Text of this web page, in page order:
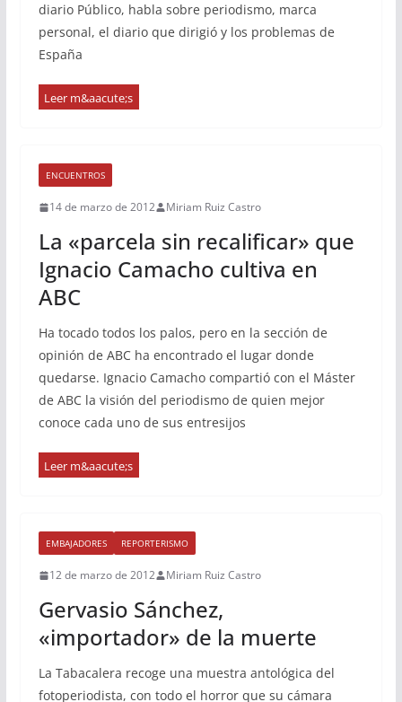
diario Público, habla sobre periodismo, marca
personal, el diario que dirigió y los problemas de
España
ENCUENTROS
14 de marzo de 2012 Miriam Ruiz Castro
La «parcela sin recalificar» que
Ignacio Camacho cultiva en
ABC
Ha tocado todos los palos, pero en la sección de
opinión de ABC ha encontrado el lugar donde
quedarse. Ignacio Camacho compartió con el Máster
de ABC la visión del periodismo de quien mejor
conoce cada uno de sus entresijos
EMBAJADORES REPORTERISMO
12 de marzo de 2012 Miriam Ruiz Castro
Gervasio Sánchez,
«importador» de la muerte
La Tabacalera recoge una muestra antológica del
fotoperiodista, con todo el horror que su cámara